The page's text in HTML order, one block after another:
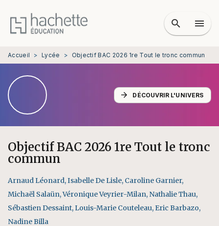
MENU RECHERCHE
PIED DE PAGE
search menu
Accueil > Lycée > Objectif BAC 2026 1re Tout le tronc commun
arrow_forward DÉCOUVRIR L'UNIVERS
Objectif BAC 2026 1re Tout le tronc
commun
Arnaud Léonard,Isabelle De Lisle, Caroline Garnier,
Michaël Salaün,Véronique Veyrier-Milan, Nathalie Thau,
Sébastien Dessaint, Louis-Marie Couteleau, Eric Barbazo,
Nadine Billa